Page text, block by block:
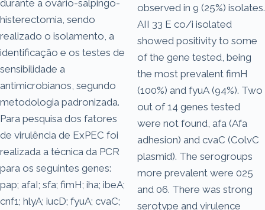
durante a ovário-salpingo-
histerectomia, sendo
realizado o isolamento, a
identificação e os testes de
sensibilidade a
antimicrobianos, segundo
metodologia padronizada.
Para pesquisa dos fatores
de virulência de ExPEC foi
realizada a técnica da PCR
para os seguintes genes:
pap; afaI; sfa; fimH; iha; ibeA;
cnf1; hlyA; iucD; fyuA; cvaC;
observed in 9 (25%) isolates.
AII 33 E co/i isolated
showed positivity to some
of the gene tested, being
the most prevalent fimH
(100%) and fyuA (94%). Two
out of 14 genes tested
were not found, afa (Afa
adhesion) and cvaC (ColvC
plasmid). The serogroups
more prevalent were 025
and 06. There was strong
serotype and virulence